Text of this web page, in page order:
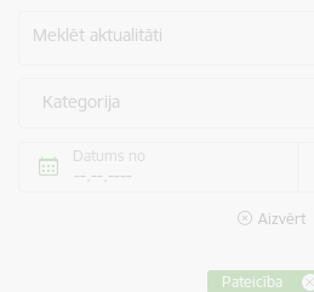
Meklēt aktualitāti
Kategorija
Datums no
Aizvērt
Pateicība